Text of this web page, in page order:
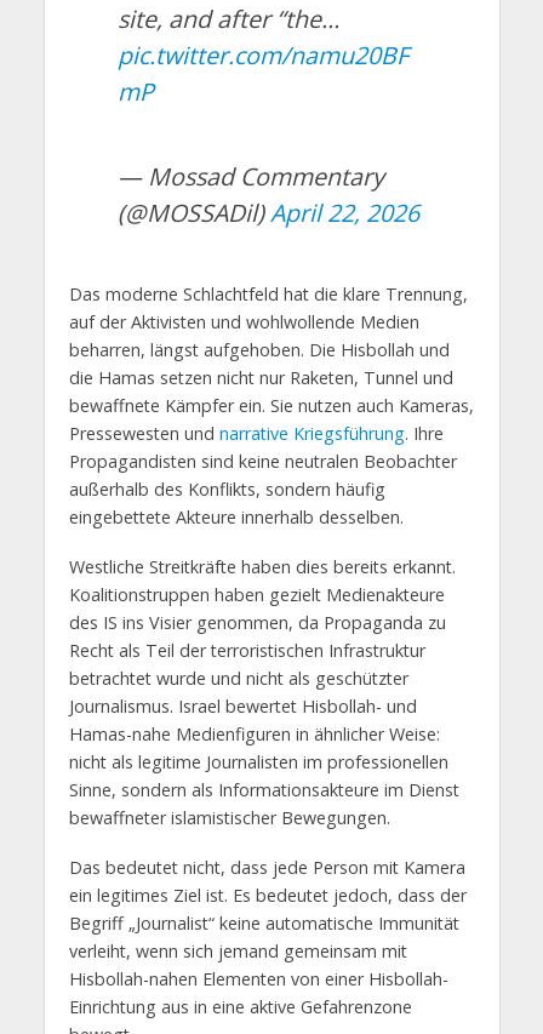
site, and after “the…
pic.twitter.com/namu20BF
mP
— Mossad Commentary
(@MOSSADil)April 22, 2026
Das moderne Schlachtfeld hat die klare Trennung,
auf der Aktivisten und wohlwollende Medien
beharren, längst aufgehoben. Die Hisbollah und
die Hamas setzen nicht nur Raketen, Tunnel und
bewaffnete Kämpfer ein. Sie nutzen auch Kameras,
Pressewesten und narrative Kriegsführung. Ihre
Propagandisten sind keine neutralen Beobachter
außerhalb des Konflikts, sondern häufig
eingebettete Akteure innerhalb desselben.
Westliche Streitkräfte haben dies bereits erkannt.
Koalitionstruppen haben gezielt Medienakteure
des IS ins Visier genommen, da Propaganda zu
Recht als Teil der terroristischen Infrastruktur
betrachtet wurde und nicht als geschützter
Journalismus. Israel bewertet Hisbollah- und
Hamas-nahe Medienfiguren in ähnlicher Weise:
nicht als legitime Journalisten im professionellen
Sinne, sondern als Informationsakteure im Dienst
bewaffneter islamistischer Bewegungen.
Das bedeutet nicht, dass jede Person mit Kamera
ein legitimes Ziel ist. Es bedeutet jedoch, dass der
Begriff „Journalist“ keine automatische Immunität
verleiht, wenn sich jemand gemeinsam mit
Hisbollah-nahen Elementen von einer Hisbollah-
Einrichtung aus in eine aktive Gefahrenzone